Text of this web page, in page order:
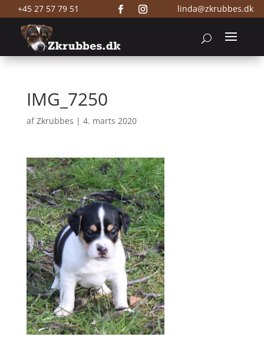
+45 27 57 79 51 linda@zkrubbes.dk
IMG_7250
afZkrubbes | 4. marts 2020